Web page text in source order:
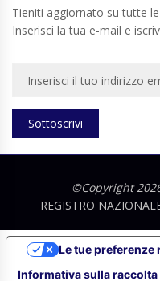
Tieniti aggiornato su tutte
Inserisci la tua e-mail e
Sottoscrivi
©Copyright
REGISTRO
Informativa sulla raccolta
Le tue preferenze